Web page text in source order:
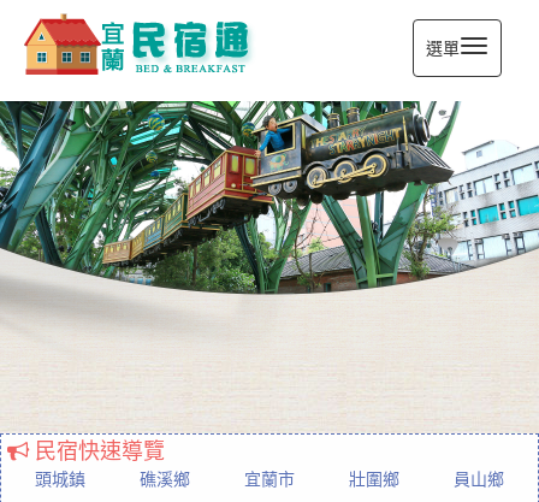
宜蘭民宿通
選單
民宿快速導覽
頭城鎮 礁溪鄉 宜蘭市 壯圍鄉
員山鄉